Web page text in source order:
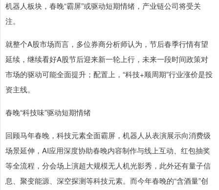
机器人板块，春晚“霸屏”或驱动短期情绪，产业链公司将受关
注。
就整个A股市场而言，多位券商分析师认为，节后春季行情有望
延续，继续看好A股节后迎来新一轮上行，未来一段时间政策对
市场的驱动可能全面提升；配置上，“科技+顺周期”行业涨价是投
资主线。
春晚“科技味”驱动短期情绪
回顾马年春晚，科技元素全面霸屏，机器人从表演展示向消费级
场景延伸，AI应用深度协助春晚内容制作与线上互动、红包抽奖
等全流程，分会场上演超大规模无人机光影秀，此外还有量子信
息、聚变能源、深空探测等科技元素。而今年春晚的“含酒量”创